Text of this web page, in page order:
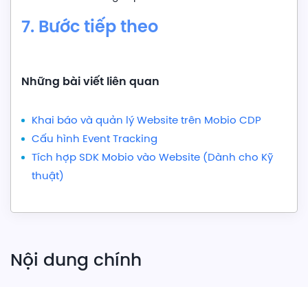
7. Bước tiếp theo
Những bài viết liên quan
Khai báo và quản lý Website trên Mobio CDP
Cấu hình Event Tracking
Tích hợp SDK Mobio vào Website (Dành cho Kỹ
thuật)
Nội dung chính